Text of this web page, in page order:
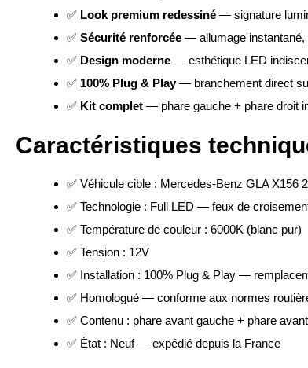
✅ Look premium redessiné — signature
✅ Sécurité renforcée — allumage instantané,
✅ Design moderne — esthétique LED
✅ 100% Plug & Play— branchement direct
✅ Kit complet — phare gauche + phare droit
Caractéristiques
✅ Véhicule cible : Mercedes-Benz GLA X156
✅ Technologie : Full LED — feux de
✅ Température de couleur : 6000K (blanc pur)
✅ Tension : 12V
✅ Installation : 100% Plug & Play —
✅ Homologué — conforme aux normes
✅ Contenu : phare avant gauche + phare
✅ État : Neuf — expédié depuis la France